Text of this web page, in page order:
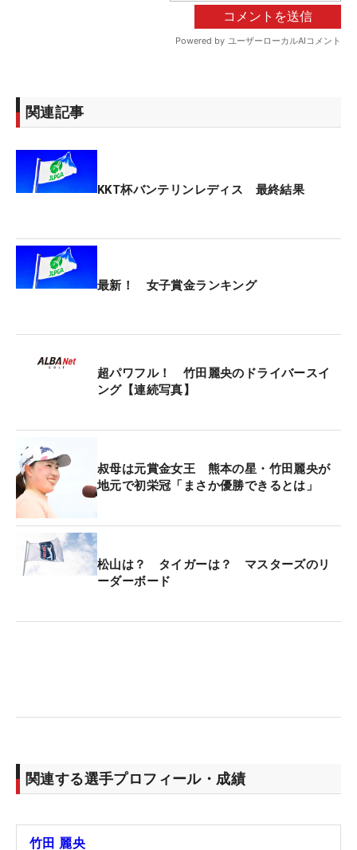
関連記事
KKT杯バンテリンレディス 最終結果
最新！ 女子賞金ランキング
超パワフル！ 竹田麗央のドライバースイ
ング【連続写真】
叔母は元賞金女王 熊本の星・竹田麗央が
地元で初栄冠「まさか優勝できるとは」
松山は？ タイガーは？ マスターズのリ
ーダーボード
関連する選手プロフィール・成績
竹田 麗央